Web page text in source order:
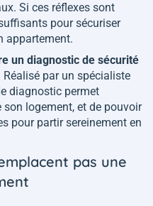
Si ces réflexes sont
pour sécuriser
appartement.
un diagnostic de sécurité
Réalisé par un spécialiste
diagnostic permet
logement, et de pouvoir
pour partir sereinement en
pas une